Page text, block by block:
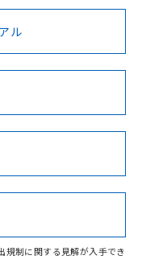
に、以下を必ずお読
Cd Cr(VI)
BV型式承認
（フランス
KR型式
（韓国
No No
/適合状況ページへ
からご検索ください
ル
規制に関する見解が入手でき